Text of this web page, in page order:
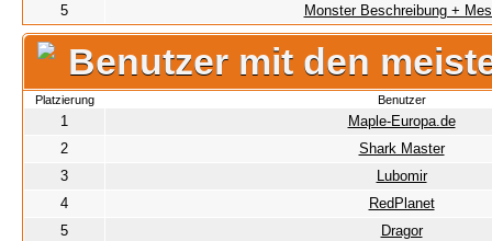
5
Monster Beschreibung +
Benutzer mit den
Platzierung Benutzer
1
Maple-Europa.de
2
Shark Master
3
Lubomir
4
RedPlanet
5
Dragor